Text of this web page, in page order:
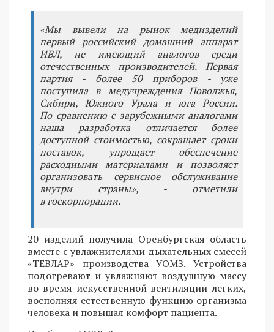
«Мы вывели на рынок медизделий
первый российский домашний аппарат
ИВЛ, не имеющий аналогов среди
отечественных производителей. Первая
партия - более 50 приборов - уже
поступила в медучреждения Поволжья,
Сибири, Южного Урала и юга России.
По сравнению с зарубежными аналогами
наша разработка отличается более
доступной стоимостью, сокращает сроки
поставок, упрощает обеспечение
расходными материалами и позволяет
организовать сервисное обслуживание
внутри страны», - отметили
в госкорпорации.
20 изделий получила Оренбургская область
вместе с увлажнителями дыхательных смесей
«ТЕВЛАР» производства УОМЗ. Устройства
подогревают и увлажняют воздушную массу
во время искусственной вентиляции легких,
восполняя естественную функцию организма
человека и повышая комфорт пациента.